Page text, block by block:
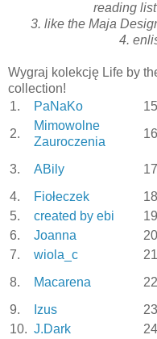
reading
3. like the Maja
4.
Wygraj kolekcję Life by
collection!
1.
PaNaKo
2.
Mimowolne
Zauroczenia
3.
ABily
4.
Fiołeczek
5.
created by ebi
6.
Joanna
7.
wiola_c
8.
Macarena
9.
Izus
10. J.Dark